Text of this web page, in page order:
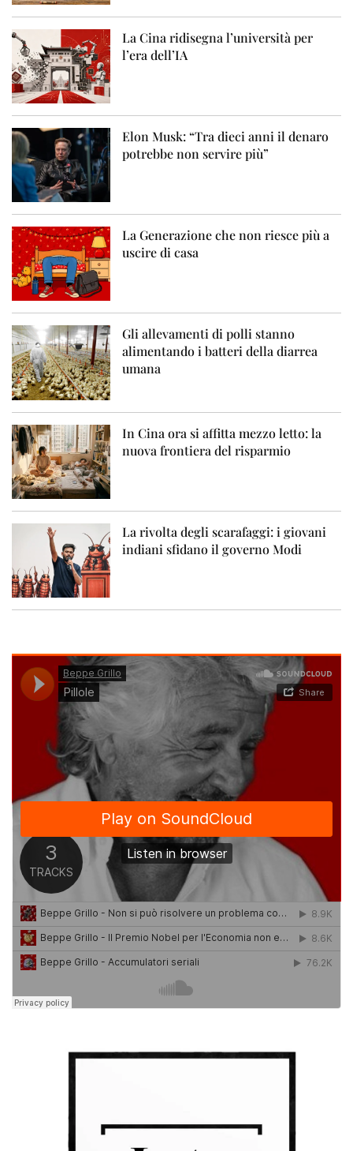
La Cina ridisegna l’università per
l’era dell’IA
Elon Musk: “Tra dieci anni il denaro
potrebbe non servire più”
La Generazione che non riesce più a
uscire di casa
Gli allevamenti di polli stanno
alimentando i batteri della diarrea
umana
In Cina ora si affitta mezzo letto: la
nuova frontiera del risparmio
La rivolta degli scarafaggi: i giovani
indiani sfidano il governo Modi